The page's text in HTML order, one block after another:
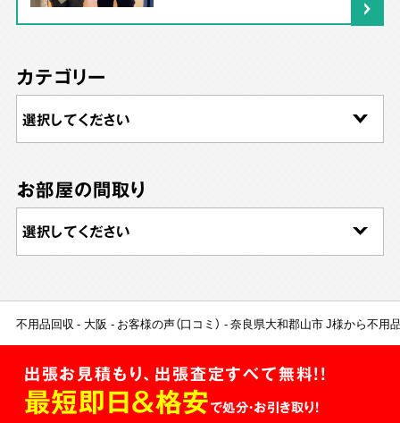
カテゴリー
お部屋の間取り
不用品回収 大阪 お客様の声（口コミ） 奈良県大和郡山市 J様から不用
出張お見積もり、出張査定すべて無料!!
最短即日＆格安で処分・お引き取り！